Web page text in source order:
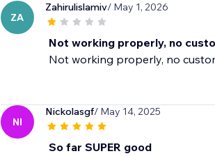
ZA
Zahirulislamiv/ May 1, 2026
Not working properly, no
Not working properly, no
NI
Nickolasgf/ May 14, 2025
So far SUPER good